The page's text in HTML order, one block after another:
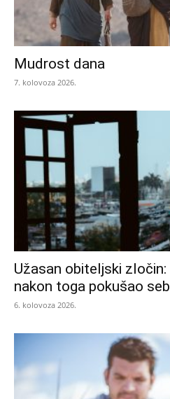
Mudrost dana
7. kolovoza 2026.
Užasan obiteljski
nakon toga pokušao
6. kolovoza 2026.